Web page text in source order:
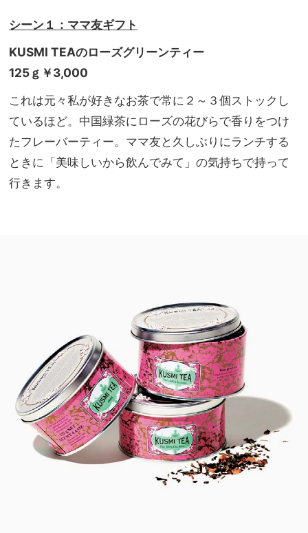
シーン１：ママ友ギフト
KUSMI TEAのローズグリーンティー
125ｇ￥3,000
これは元々私が好きなお茶で常に２～３個ストックし
ているほど。中国緑茶にローズの花びらで香りをつけ
たフレーバーティー。ママ友と久しぶりにランチする
ときに「美味しいから飲んでみて」の気持ちで持って
行きます。